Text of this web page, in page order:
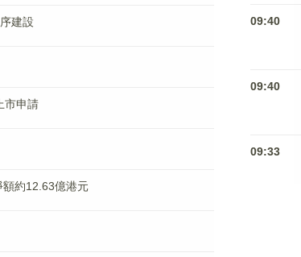
建設
市申請
約12.63億港元
09:40
09:40
09:33